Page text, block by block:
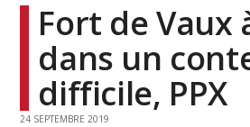
Fort de Vaux
dans un
difficile, PPX
24 SEPTEMBRE 2019